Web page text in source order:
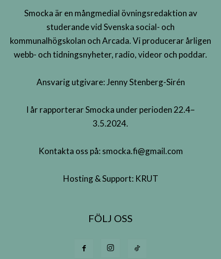
Smocka är en mångmedial övningsredaktion av
studerande vid Svenska social- och
kommunalhögskolan och Arcada. Vi producerar årligen
webb- och tidningsnyheter, radio, videor och poddar.
Ansvarig utgivare: Jenny Stenberg-Sirén
I år rapporterar Smocka under perioden 22.4–
3.5.2024.
Kontakta oss på: smocka.fi@gmail.com
Hosting & Support: KRUT
FÖLJ OSS